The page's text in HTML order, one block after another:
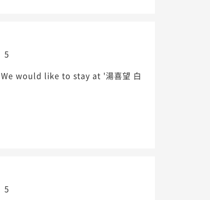
5
would like to stay at '湯喜望 白
5